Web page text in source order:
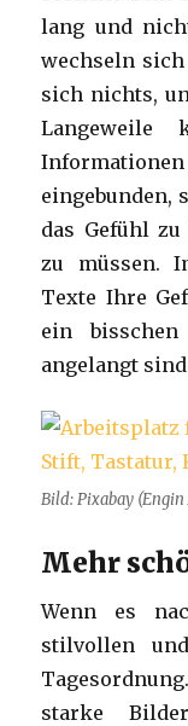
lang und
wechseln
sich nichts,
Langeweile
eingebunden,
das Gefühl
zu müssen.
Texte Ihre
ein
angelangt
Bild: Pixabay
Mehr
Wenn es
stilvollen
starke